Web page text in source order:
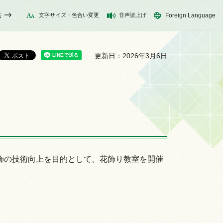
文字サイズ・色合い変更 音声読上げ Foreign Language
更新日：2026年3月6日
技術向上を目的として、花飾り教室を開催